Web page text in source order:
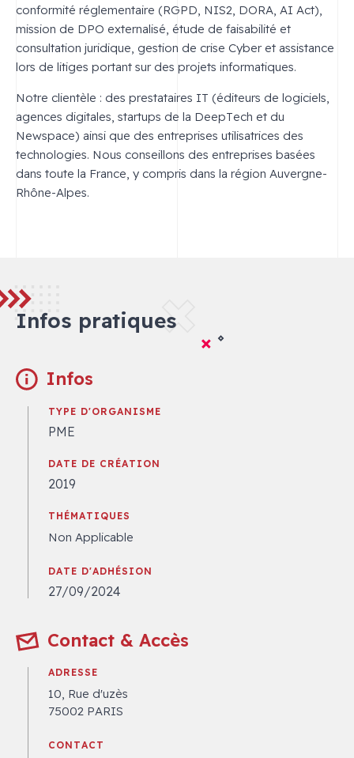
conformité réglementaire (RGPD, NIS2, DORA, AI Act),
mission de DPO externalisé, étude de faisabilité et
consultation juridique, gestion de crise Cyber et assistance
lors de litiges portant sur des projets informatiques.
Notre clientèle : des prestataires IT (éditeurs de logiciels,
agences digitales, startups de la DeepTech et du
Newspace) ainsi que des entreprises utilisatrices des
technologies. Nous conseillons des entreprises basées
dans toute la France, y compris dans la région Auvergne-
Rhône-Alpes.
Infos pratiques
Infos
TYPE D'ORGANISME
PME
DATE DE CRÉATION
2019
THÉMATIQUES
Non Applicable
DATE D'ADHÉSION
27/09/2024
Contact & Accès
ADRESSE
10, Rue d'uzès
75002 PARIS
CONTACT